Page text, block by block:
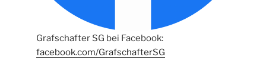
Grafschafter SG bei Facebook:
facebook.com/GrafschafterSG